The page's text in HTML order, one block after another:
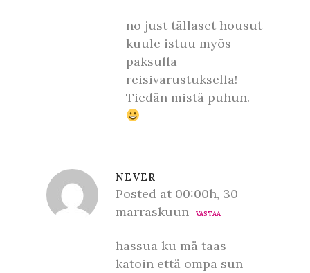
no just tällaset housut
kuule istuu myös
paksulla
reisivarustuksella!
Tiedän mistä puhun.
NEVER
Posted at 00:00h, 30
marraskuun
VASTAA
hassua ku mä taas
katoin että ompa sun